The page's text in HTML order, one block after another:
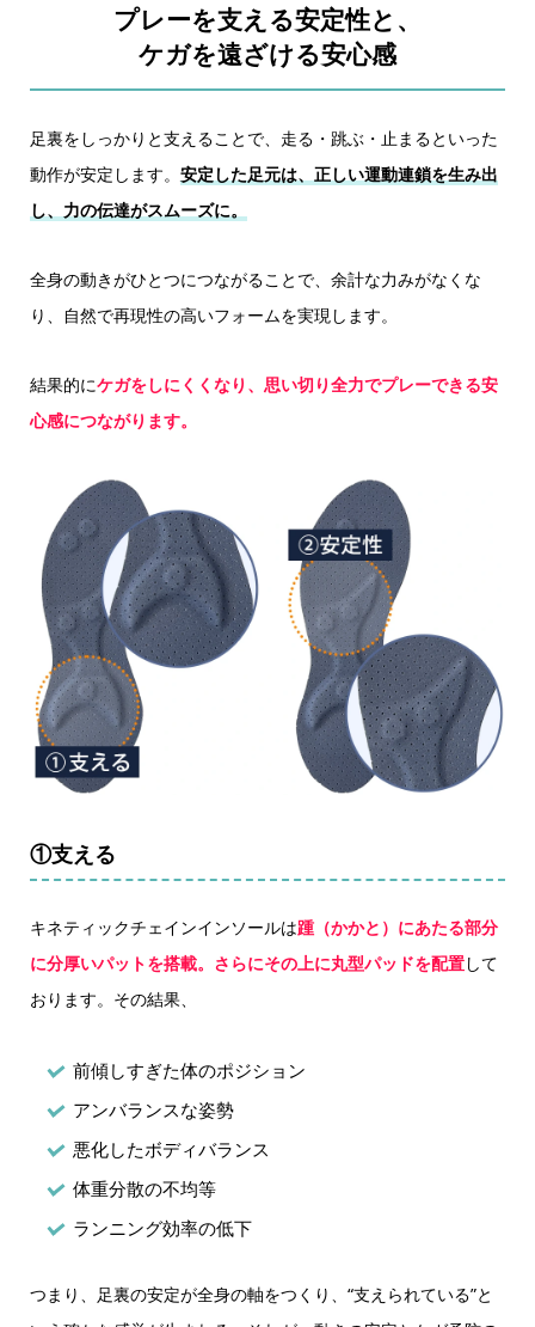
プレーを支える安定性と、
ケガを遠ざける安心感
足裏をしっかりと支えることで、走る・跳ぶ・止まるといった
動作が安定します。 安定した足元は、正しい運動連鎖を生み出
し、力の伝達がスムーズに。
全身の動きがひとつにつながることで、余計な力みがなくな
り、自然で再現性の高いフォームを実現します。
結果的にケガをしにくくなり、思い切り全力でプレーできる安
心感につながります。
①支える
キネティックチェインインソールは踵（かかと）にあたる部分
に分厚いパットを搭載。さらにその上に丸型パッドを配置して
おります。その結果、
前傾しすぎた体のポジション
アンバランスな姿勢
悪化したボディバランス
体重分散の不均等
ランニング効率の低下
つまり、足裏の安定が全身の軸をつくり、“支えられている”と